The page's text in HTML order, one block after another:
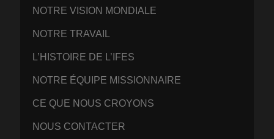
NOTRE VISION MONDIALE
NOTRE TRAVAIL
L’HISTOIRE DE L’IFES
NOTRE ÉQUIPE MISSIONNAIRE
CE QUE NOUS CROYONS
NOUS CONTACTER